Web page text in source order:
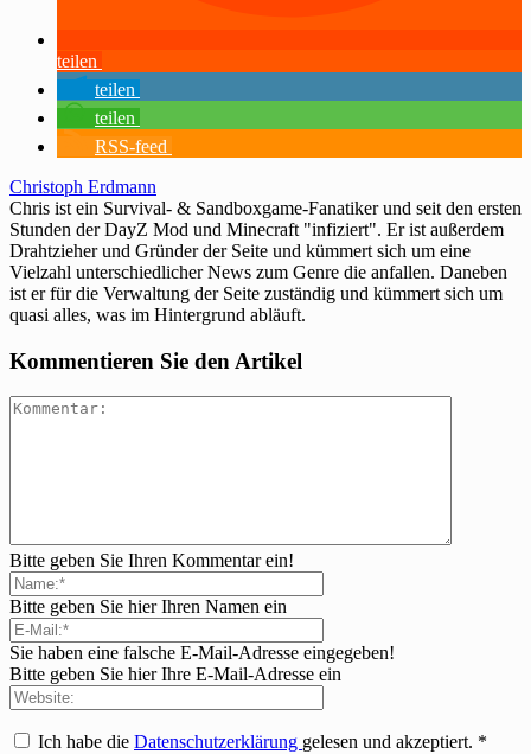
teilen
teilen
teilen
RSS-feed
Christoph Erdmann
Chris ist ein Survival- & Sandboxgame-Fanatiker und seit den ersten
Stunden der DayZ Mod und Minecraft "infiziert". Er ist außerdem
Drahtzieher und Gründer der Seite und kümmert sich um eine
Vielzahl unterschiedlicher News zum Genre die anfallen. Daneben
ist er für die Verwaltung der Seite zuständig und kümmert sich um
quasi alles, was im Hintergrund abläuft.
Kommentieren Sie den Artikel
Bitte geben Sie Ihren Kommentar ein!
Bitte geben Sie hier Ihren Namen ein
Sie haben eine falsche E-Mail-Adresse eingegeben!
Bitte geben Sie hier Ihre E-Mail-Adresse ein
Ich habe die Datenschutzerklärung gelesen und akzeptiert. *